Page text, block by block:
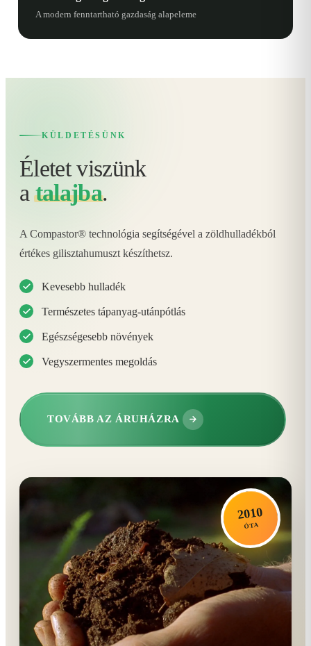
A modern fenntartható gazdaság alapeleme
KÜLDETÉSÜNK
Életet viszünk
atalajba.
A Compastor® technológia segítségével a zöldhulladékból
értékes gilisztahumuszt készíthetsz.
Kevesebb hulladék
Természetes tápanyag-utánpótlás
Egészségesebb növények
Vegyszermentes megoldás
TOVÁBB AZ ÁRUHÁZRA
2010
ÓTA